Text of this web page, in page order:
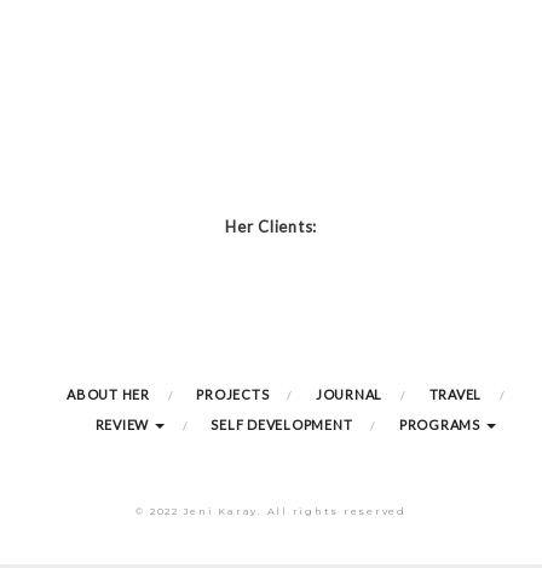
Her Clients:
ABOUT HER PROJECTS JOURNAL
TRAVEL
REVIEW
SELF DEVELOPMENT PROGRAMS
© 2022 Jeni Karay. All rights reserved